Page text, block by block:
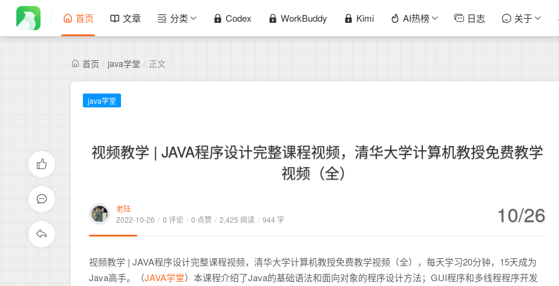
首页 文章 分类 Codex WorkBuddy Kimi AI热榜 日志 关于
首页 / java学堂 / 正文
java学堂
视频教学 | JAVA程序设计完整课程视频，清华大学计算机教授免费教学
视频（全）
老陆
2022-10-26 / 0 评论 / 0 点赞 / 2,425 阅读 / 944 字 10/26
视频教学 | JAVA程序设计完整课程视频，清华大学计算机教授免费教学视频（全），每天学习20分钟，15天成为
Java高手。（JAVA学堂）本课程介绍了Java的基础语法和面向对象的程序设计方法；GUI程序和多线程程序开发